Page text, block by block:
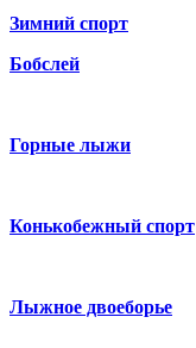
Зимний спорт
Бобслей
Горные лыжи
Конькобежный спорт
Лыжное двоеборье